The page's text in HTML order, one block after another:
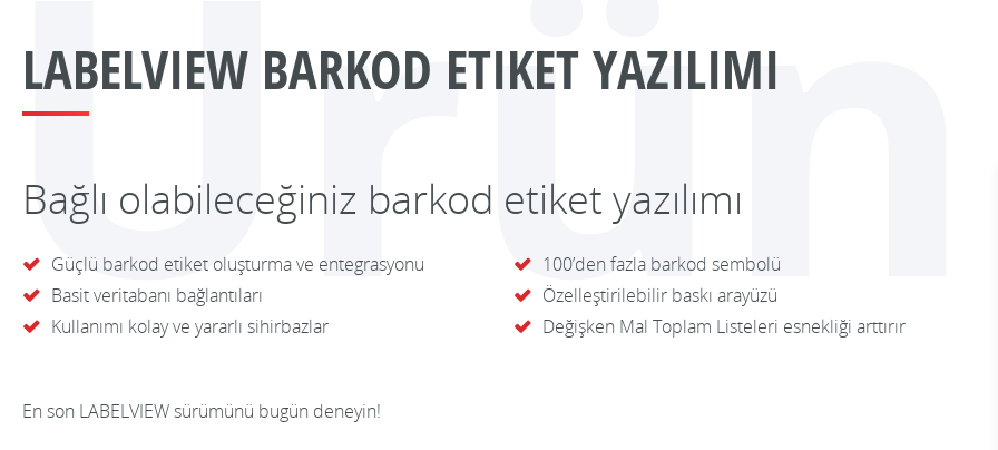
LABELVIEW BARKOD ETIKET YAZILIMI
Bağlı olabileceğiniz barkod etiket yazılımı
Güçlü barkod etiket oluşturma ve entegrasyonu
Basit veritabanı bağlantıları
Kullanımı kolay ve yararlı sihirbazlar
100’den fazla barkod sembolü
Özelleştirilebilir baskı arayüzü
Değişken Mal Toplam Listeleri esnekliği arttırır
En son LABELVIEW sürümünü bugün deneyin!